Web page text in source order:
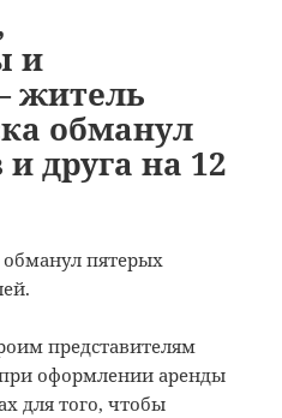
и
житель
обманул
друга на 12
пятерых
представителям
при оформлении аренды
для того, чтобы